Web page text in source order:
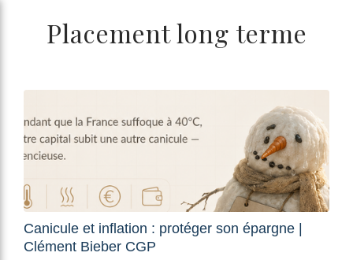
Placement long terme
Canicule et inflation : protéger son épargne |
Clément Bieber CGP